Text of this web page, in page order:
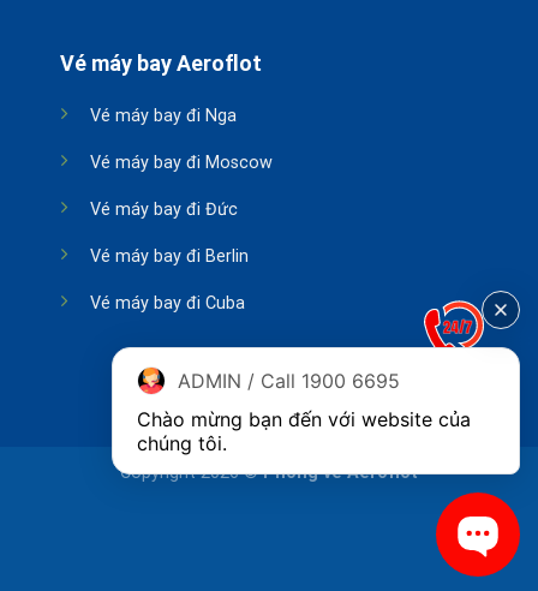
Vé máy bay Aeroflot
Vé máy bay đi Nga
Vé máy bay đi Moscow
Vé máy bay đi Đức
Vé máy bay đi Berlin
Vé máy bay đi Cuba
Copyright 2026 ©Phòng vé Aeroflot
ADMIN / Call 1900 6695
Chào mừng bạn đến với website của
chúng tôi.